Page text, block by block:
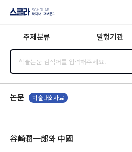
지사·교보문고
주제분류 발행기관
논문 학술대회자료
谷崎潤一郞와 中國